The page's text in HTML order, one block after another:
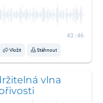
43:46
Vložit Stáhnout
vlna